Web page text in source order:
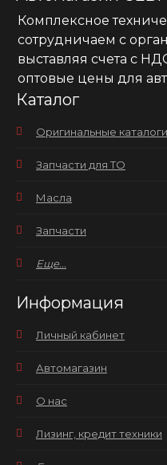
Комплексное
сотрудничаем с
выставляя счета с
оптовые цены для
Каталог
Оригинальные
Запчасти для ТО
Масла
Запчасти
Еще...
Информация
Личный кабинет
Автомагазин
О нас
Лизинг, кредит техники